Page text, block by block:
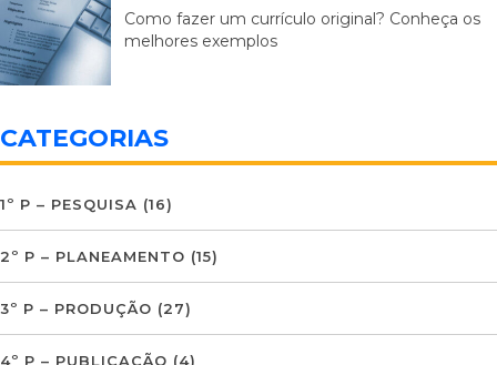
Como fazer um currículo original? Conheça os
melhores exemplos
CATEGORIAS
1º P – PESQUISA (16)
2º P – PLANEAMENTO (15)
3º P – PRODUÇÃO (27)
4º P – PUBLICAÇÃO (4)